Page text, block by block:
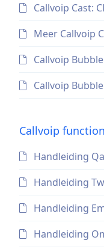
Callvoip Cast:
Meer Callvoip
Callvoip
Callvoip
Callvoip
Handleiding
Handleiding
Handleiding
Handleiding